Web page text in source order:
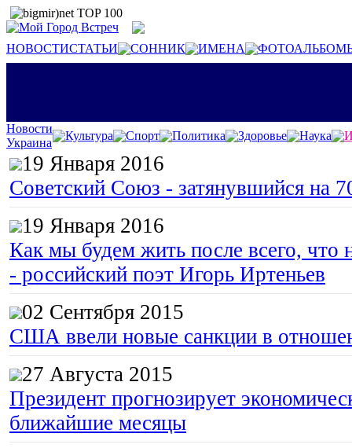
НОВОСТИСТАТЬИ СОННИК ИМЕНА
Новости
Украина
Культура Спорт Политика Здоровье Наука
19 Января 2016
Советский Союз - затянувшийся на
19 Января 2016
Как мы будем жить после всего, что
- российский поэт Игорь Иртеньев
02 Сентября 2015
США ввели новые санкции в
27 Августа 2015
Президент прогнозирует
ближайшие месяцы